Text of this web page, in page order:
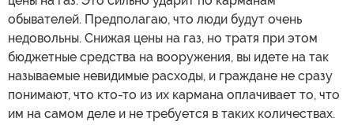
обывателей. Предполагаю, что люди будут очень
недовольны. Снижая цены на газ, но тратя при этом
бюджетные средства на вооружения, вы идете на так
называемые невидимые расходы, и граждане не сразу
понимают, что кто-то из их кармана оплачивает то, что
им на самом деле и не требуется в таких количествах.